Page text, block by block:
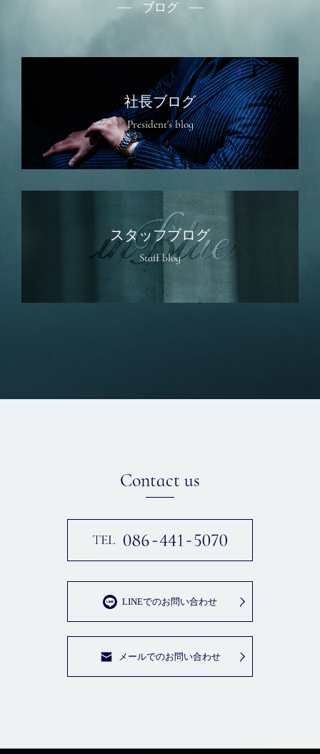
ブログ
社長ブログ
President's blog
スタッフブログ
Staff blog
Contact us
LINEでのお問い合わせ
メールでのお問い合わせ